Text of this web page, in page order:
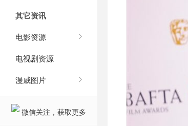
其它资讯
电影资源
电视剧资源
漫威图片
微信关注，获取更多